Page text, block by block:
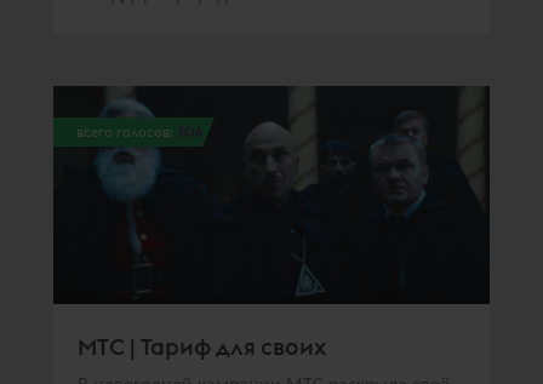
всего голосов: 306
МТС | Тариф для своих